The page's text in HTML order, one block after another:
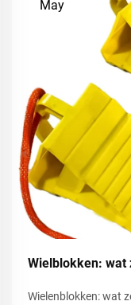
May
Wielblokken: wat
Wielenblokken: wat